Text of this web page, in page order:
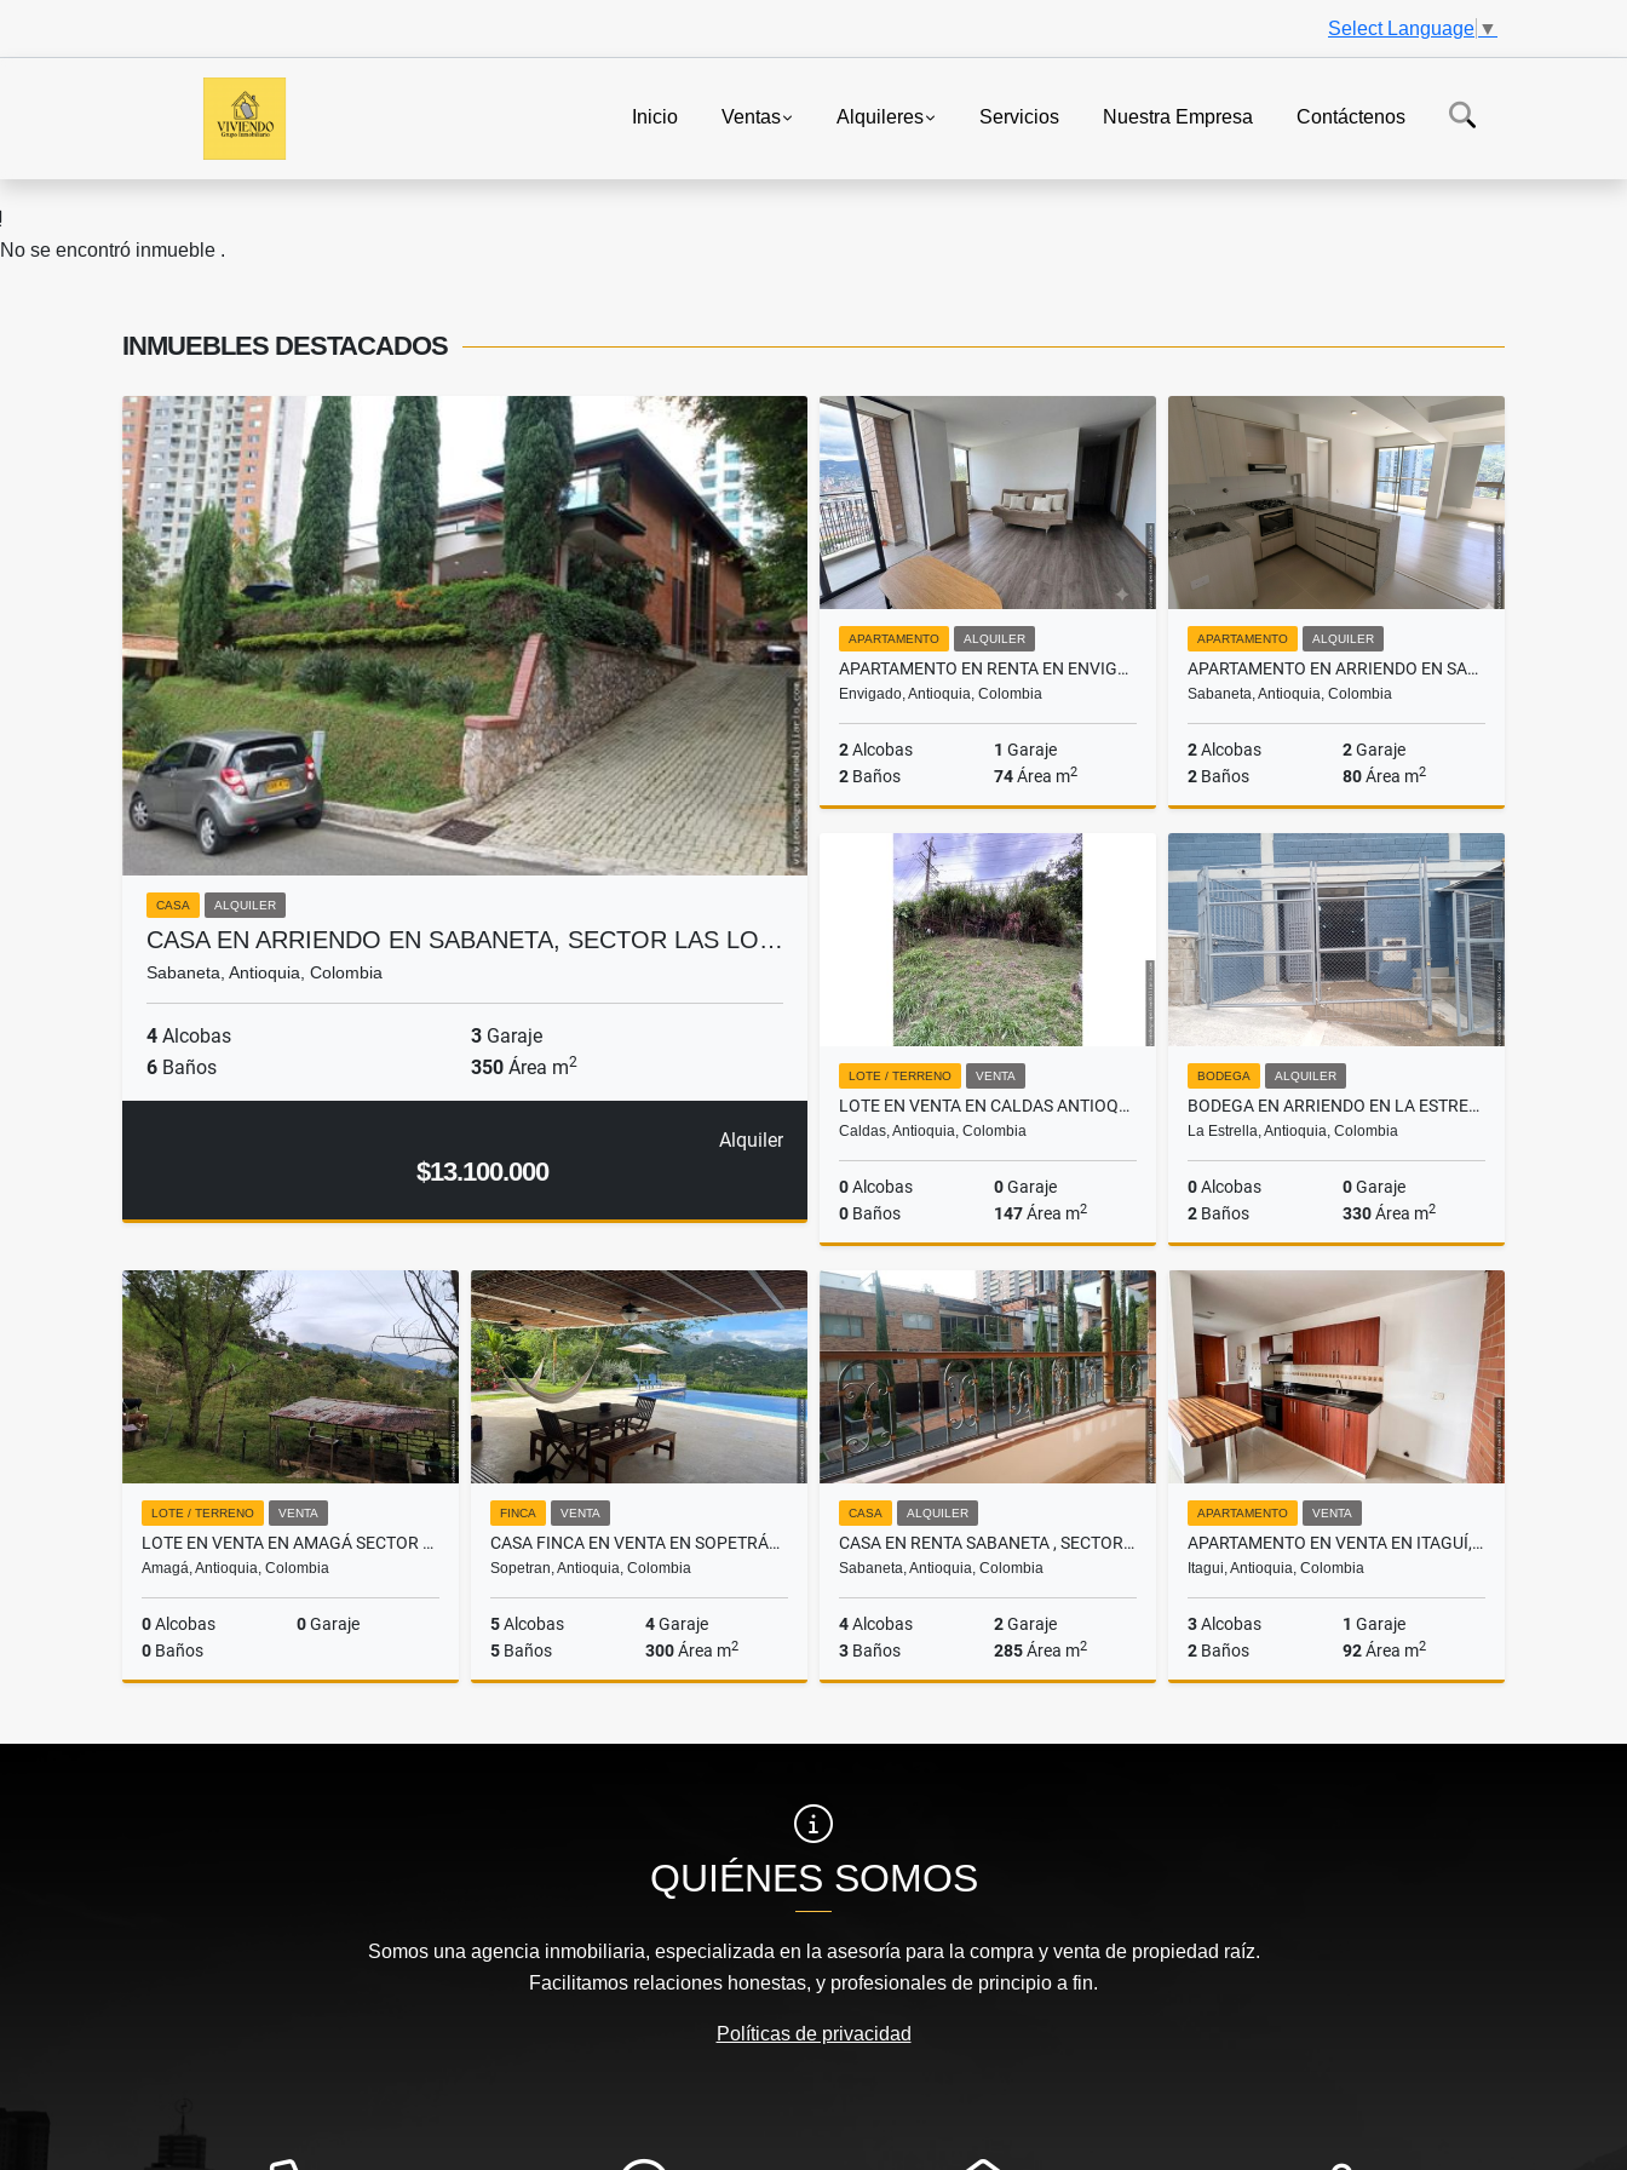
Select Language ▼
Inicio Ventas Alquileres Servicios Nuestra Empresa Contáctenos
No se encontró inmueble .
INMUEBLES DESTACADOS
CASA ALQUILER
CASA EN ARRIENDO EN SABANETA, SECTOR LAS LO…
Sabaneta, Antioquia, Colombia
4 Alcobas 3 Garaje
6 Baños 350 Área m2
Alquiler
$13.100.000
APARTAMENTO ALQUILER
APARTAMENTO EN RENTA EN ENVIGADO, SECTOR LAS VEGAS
Envigado, Antioquia, Colombia
2Alcobas 1 Garaje
2 Baños 74Área m2
Alquiler
$3.400.000
APARTAMENTO ALQUILER
APARTAMENTO EN ARRIENDO EN SABANETA, SECTOR PAN DE AZÚCAR PARTE BAJA
Sabaneta, Antioquia, Colombia
2Alcobas 2Garaje
2 Baños 80Área m2
Alquiler
$3.400.000
LOTE / TERRENO VENTA
LOTE EN VENTA EN CALDAS ANTIOQUIA, SECTOR LA RAYA
Caldas, Antioquia, Colombia
0Alcobas 0Garaje
0 Baños 147Área m2
Venta
$150.000.000
BODEGA ALQUILER
BODEGA EN ARRIENDO EN LA ESTRELLA, SECTOR ANCÓN
La Estrella, Antioquia, Colombia
0Alcobas 0Garaje
2 Baños 330Área m2
Alquiler
$12.000.000
LOTE / TERRENO VENTA
LOTE EN VENTA EN AMAGÁ SECTOR CAMILO C
Amagá, Antioquia, Colombia
0Alcobas 0Garaje
0 Baños
$900.000.000
FINCA VENTA
CASA FINCA EN VENTA EN SOPETRÁN, ANTIOQUIA
Sopetran, Antioquia, Colombia
5Alcobas 4Garaje
5 Baños 300Área m2
$1.850.000.000
CASA ALQUILER
CASA EN RENTA SABANETA , SECTOR SAN JOSÉ
Sabaneta, Antioquia, Colombia
4Alcobas 2Garaje
3 Baños 285Área m2
$6.100.000
APARTAMENTO VENTA
APARTAMENTO EN VENTA EN ITAGUÍ, SECTOR SANTA CATALINA
Itagui, Antioquia, Colombia
3Alcobas 1 Garaje
2 Baños 92Área m2
$545.000.000
QUIÉNES SOMOS
Somos una agencia inmobiliaria, especializada en la asesoría para la compra y venta de propiedad raíz.
Facilitamos relaciones honestas, y profesionales de principio a fin.
Políticas de privacidad